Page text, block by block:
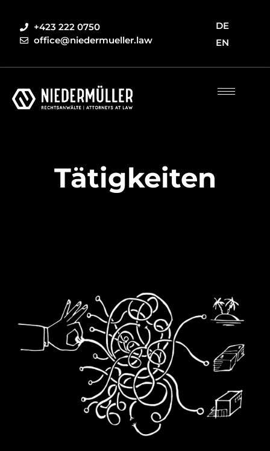
+423 222 0750
office@niedermueller.law
DE
EN
Tätigkeiten